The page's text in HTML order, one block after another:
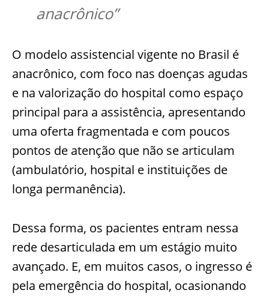
anacrônico”
O modelo assistencial vigente no Brasil é
anacrônico, com foco nas doenças agudas
e na valorização do hospital como espaço
principal para a assistência, apresentando
uma oferta fragmentada e com poucos
pontos de atenção que não se articulam
(ambulatório, hospital e instituições de
longa permanência).
Dessa forma, os pacientes entram nessa
rede desarticulada em um estágio muito
avançado. E, em muitos casos, o ingresso é
pela emergência do hospital, ocasionando